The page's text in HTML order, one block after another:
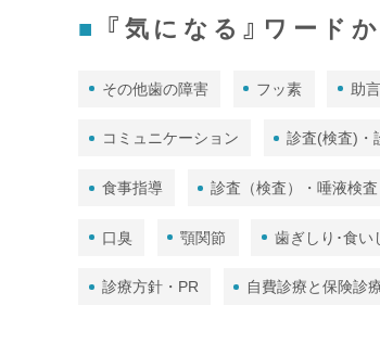
『気になる』ワード
その他歯の障害 フッ素 助
コミュニケーション 診査(検査)・
食事指導 診査（検査）・唾液検
口臭 顎関節 歯ぎしり･食い
診療方針・PR 自費診療と保険診